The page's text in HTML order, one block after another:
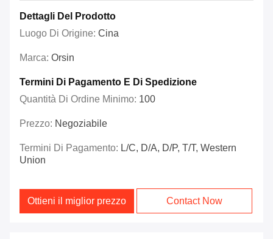
Dettagli Del Prodotto
Luogo Di Origine: Cina
Marca: Orsin
Termini Di Pagamento E Di Spedizione
Quantità Di Ordine Minimo: 100
Prezzo: Negoziabile
Termini Di Pagamento: L/C, D/A, D/P, T/T, Western
Union
Ottieni il miglior prezzo Contact Now